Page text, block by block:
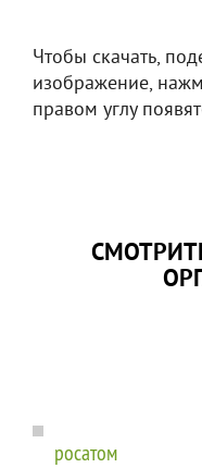
Чтобы скачать,
изображение,
правом углу
росатом